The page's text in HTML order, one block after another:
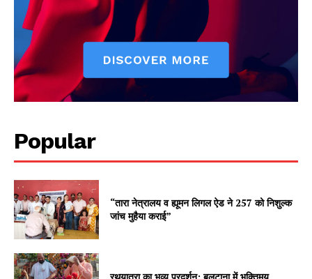
Popular
“तारा नेत्रालय व ह्यूमन लिगल ऐड ने 257 को निशुल्क
जांच मुहैया कराई”